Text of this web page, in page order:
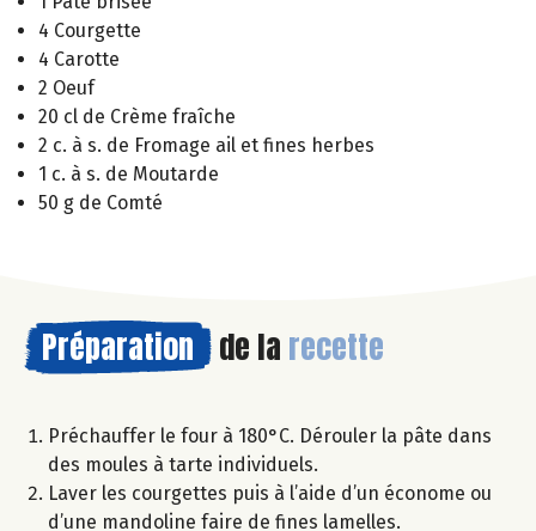
4 Courgette
4 Carotte
2 Oeuf
20 cl de Crème fraîche
2 c. à s. de Fromage ail et fines herbes
1 c. à s. de Moutarde
50 g de Comté
Préparation de la recette
Préchauffer le four à 180°C. Dérouler la pâte dans
des moules à tarte individuels.
Laver les courgettes puis à l’aide d’un économe ou
d’une mandoline faire de fines lamelles.